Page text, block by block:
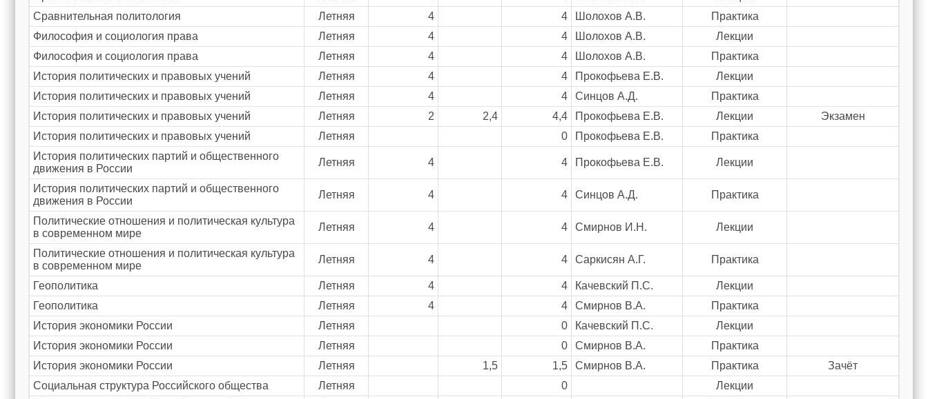
Сравнительная политология
Летняя 4 4 Шолохов А.В.
Практика
Философия и социология права
Летняя 4 4 Шолохов А.В.
Лекции
Философия и социология права
Летняя 4 4 Шолохов А.В.
Практика
История политических и правовых учений
Летняя 4 4 Прокофьева Е.В.
Лекции
История политических и правовых учений
Летняя 4 4 Синцов А.Д.
Практика
История политических и правовых учений
Летняя 2 2,4 4,4 Прокофьева Е.В. Лекции
Экзамен
История политических и правовых учений
Летняя 0 Прокофьева Е.В.
Практика
История политических партий и общественного
движения в России
Летняя 4 4 Прокофьева Е.В. Лекции
История политических партий и общественного
движения в России
Летняя 4 4 Синцов А.Д. Практика
Политические отношения и политическая культура
в современном мире
Летняя 4 4 Смирнов И.Н. Лекции
Политические отношения и политическая культура
в современном мире
Летняя 4 4 Саркисян А.Г. Практика
Геополитика Летняя 4 4 Качевский П.С.
Лекции
Геополитика
Летняя 4 4 Смирнов В.А.
Практика
История экономики России
Летняя 0 Качевский П.С.
Лекции
История экономики России
Летняя 0 Смирнов В.А.
Практика
История экономики России
Летняя 1,5 1,5 Смирнов В.А. Практика
Зачёт
Социальная структура Российского общества
Летняя 0
Лекции